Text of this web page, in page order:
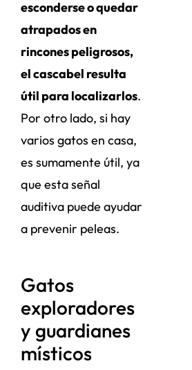
esconderse o quedar
atrapados en
rincones peligrosos,
el cascabel resulta
útil para localizarlos.
Por otro lado, si hay
varios gatos en casa,
es sumamente útil, ya
que esta señal
auditiva puede ayudar
a prevenir peleas.
Gatos
exploradores
y guardianes
místicos